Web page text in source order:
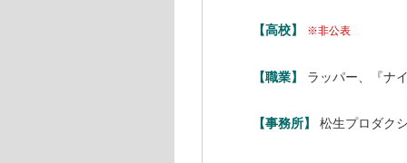
【高校】 ※非公表
【職業】 ラッパー、『ナ
【事務所】 松生プロダク